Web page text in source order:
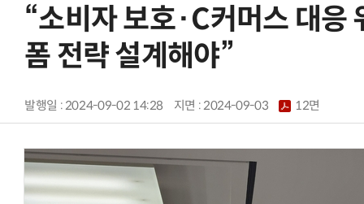
“소비자 보호·C커머스 대응
폼 전략 설계해야”
발행일 : 2024-09-02 14:28 지면 :2024-09-03 12면